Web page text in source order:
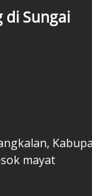
di Sungai
mayat